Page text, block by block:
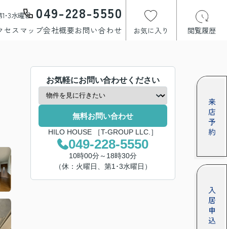
･3水曜日 049-228-5550
セスマップ会社概要お問い合わせ お気に入り 閲覧履歴
お気軽にお問い合わせください
無料お問い合わせ
HILO HOUSE ［T-GROUP LLC.］
049-228-5550
10時00分～18時30分
（休：火曜日、第1･3水曜日）